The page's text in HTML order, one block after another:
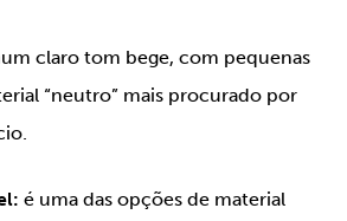
claro tom bege, com pequenas
“neutro” mais procurado por
é uma das opções de material